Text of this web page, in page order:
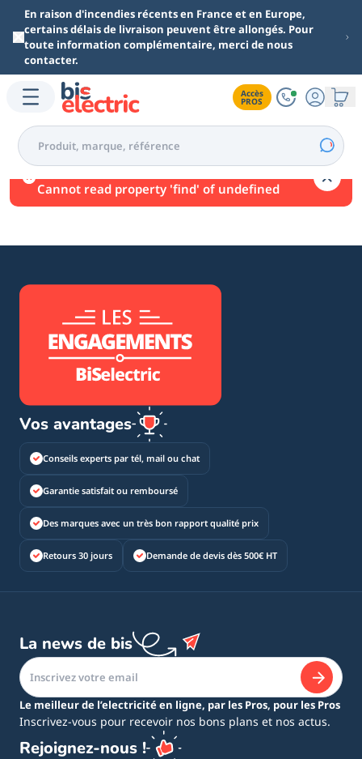
Aller au contenu principal
En raison d'incendies récents en France et en Europe,
certains délais de livraison peuvent être allongés. Pour
toute information complémentaire, merci de nous
contacter.
Accès
PROS
Une erreur est survenue.
Cannot read property 'find' of undefined
Vos avantages
Conseils experts par tél, mail ou chat
Garantie satisfait ou remboursé
Des marques avec un très bon rapport qualité prix
Retours 30 jours Demande de devis dès 500€ HT
La news de bis
Le meilleur de l’electricité en ligne, par les Pros, pour les Pros
Inscrivez-vous pour recevoir nos bons plans et nos actus.
Rejoignez-nous !